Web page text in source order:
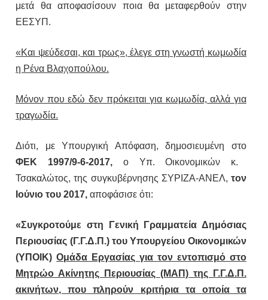
μετά θα αποφασίσουν ποια θα μεταφερθούν στην
ΕΕΣΥΠ.
«Και ψεύδεσαι, και τρως», έλεγε στη γνωστή κωμωδία
η Ρένα Βλαχοπούλου.
Μόνον που εδώ δεν πρόκειται για κωμωδία, αλλά για
τραγωδία.
Διότι, με Υπουργική Απόφαση, δημοσιευμένη στο
ΦΕΚ 1997/9-6-2017,ο Υπ. Οικονομικών κ.
Τσακαλώτος, της συγκυβέρνησης ΣΥΡΙΖΑ-ΑΝΕΛ, τον
Ιούνιο του 2017, αποφάσισε ότι:
«Συγκροτούμε στη Γενική Γραμματεία Δημόσιας
Περιουσίας (Γ.Γ.Δ.Π.) του Υπουργείου Οικονομικών
(ΥΠΟΙΚ)Ομάδα Εργασίας για τον εντοπισμό στο
Μητρώο Ακίνητης Περιουσίας (ΜΑΠ) της Γ.Γ.Δ.Π.
ακινήτων, που πληρούν κριτήρια τα οποία τα